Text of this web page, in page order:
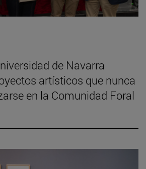
de Navarra
artísticos que nunca
en la Comunidad Foral